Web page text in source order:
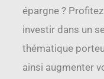
épargne ?
investir dans un
thématique
ainsi augmenter